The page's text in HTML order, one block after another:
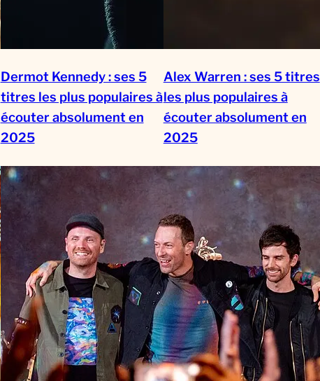
Dermot Kennedy : ses 5
titres les plus populaires à
écouter absolument en
2025
Alex Warren : ses 5 titres
les plus populaires à
écouter absolument en
2025